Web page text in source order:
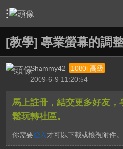
› 影片創作區 › 攝影器材相關討
[教學] 專業螢幕的調
Shammy42
1080i 高級
2009-6-9 11:20:54
馬上註冊，結交更多好友，
鬆玩轉社區。
你需要登入 才可以下載或檢視附件